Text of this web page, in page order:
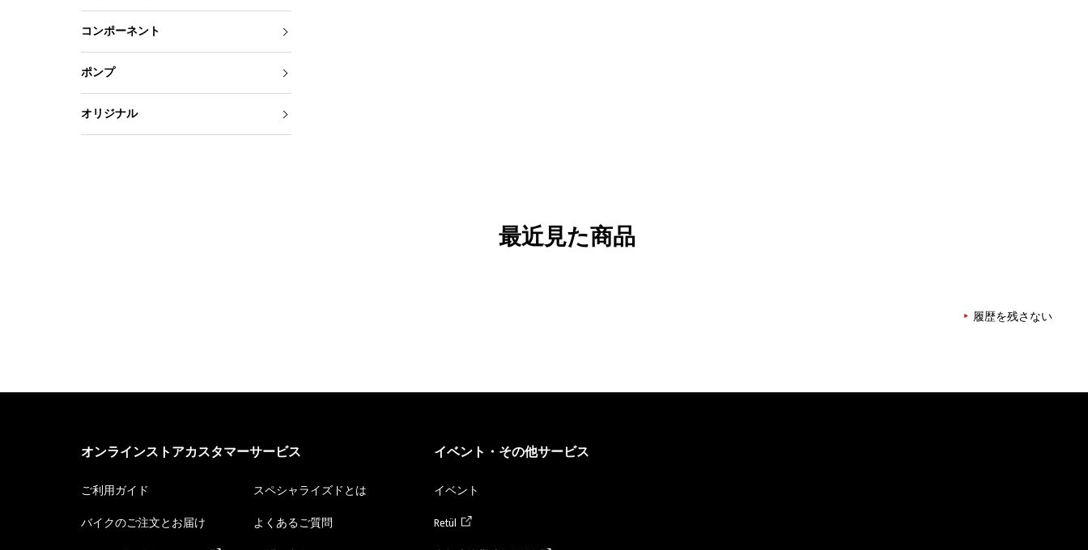
コンポーネント
ポンプ
オリジナル
最近見た商品
履歴を残さない
オンラインストアカスタマーサービス
ご利用ガイド
バイクのご注文とお届け
スペシャライズドとは
よくあるご質問
イベント・その他サービス
イベント
Retül